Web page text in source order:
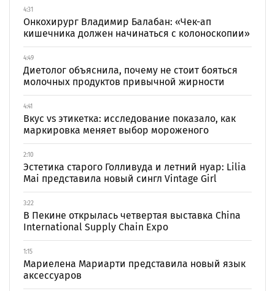
4:31
Онкохирург Владимир Балабан: «Чек-ап
кишечника должен начинаться с колоноскопии»
4:49
Диетолог объяснила, почему не стоит бояться
молочных продуктов привычной жирности
4:41
Вкус vs этикетка: исследование показало, как
маркировка меняет выбор мороженого
2:10
Эстетика старого Голливуда и летний нуар: Lilia
Mai представила новый сингл Vintage Girl
3:22
В Пекине открылась четвертая выставка China
International Supply Chain Expo
1:15
Мариелена Мариарти представила новый язык
аксессуаров